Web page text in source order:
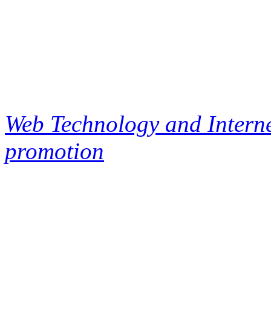
Web Technology and
promotion